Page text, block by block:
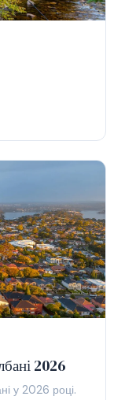
2026
у 2026 році.